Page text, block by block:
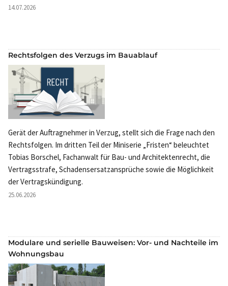
14.07.2026
Rechtsfolgen des Verzugs im Bauablauf
Gerät der Auftragnehmer in Verzug, stellt sich die Frage nach den
Rechtsfolgen. Im dritten Teil der Miniserie „Fristen“ beleuchtet
Tobias Borschel, Fachanwalt für Bau- und Architektenrecht, die
Vertragsstrafe, Schadensersatzansprüche sowie die Möglichkeit
der Vertragskündigung.
25.06.2026
Modulare und serielle Bauweisen: Vor- und Nachteile im
Wohnungsbau